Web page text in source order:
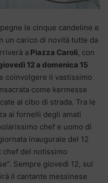
le cinque candeline e
un carico di novità tutte da
a Piazza Caroli, con
12 a domenica 15
coinvolgere il vastissimo
come kermesse
al cibo di strada. Tra le
ai fornelli degli amati
chef e uomo di
inaugurale del 12
del notissimo
Sempre giovedì 12, sul
il cantante messinese